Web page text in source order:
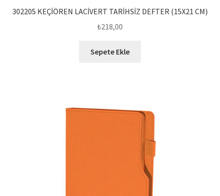
302205 KEÇİÖREN LACİVERT TARİHSİZ DEFTER (15X21 CM)
₺218,00
Sepete Ekle